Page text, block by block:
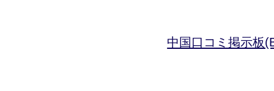
中国口コミ掲示板